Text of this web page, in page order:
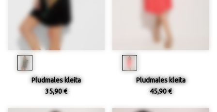
Pludmales kleita
35,90 €
Pludmales kleita
45,90 €